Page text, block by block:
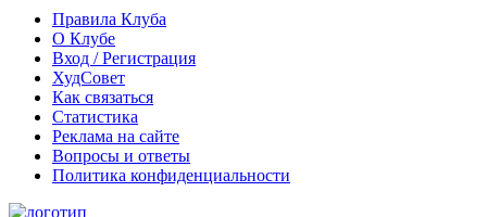
Правила Клуба
О Клубе
Вход / Регистрация
ХудСовет
Как связаться
Статистика
Реклама на сайте
Вопросы и ответы
Политика конфиденциальности